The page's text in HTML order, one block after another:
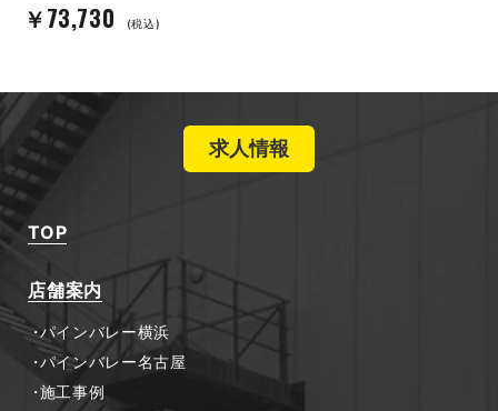
￥73,730 (税込)
求人情報
TOP
店舗案内
パインバレー横浜
パインバレー名古屋
施工事例